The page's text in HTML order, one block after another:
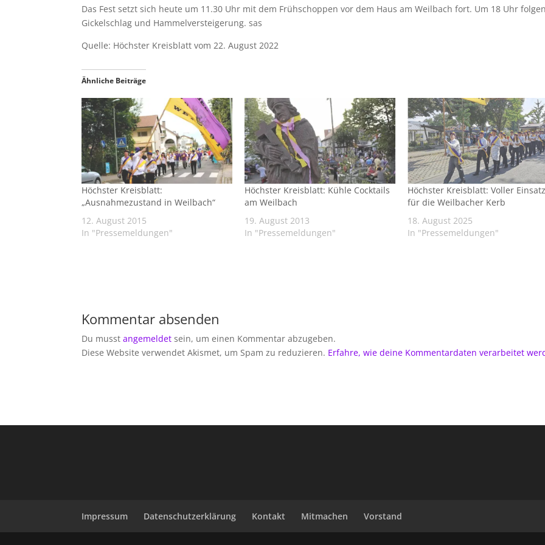
Das Fest setzt sich heute um 11.30 Uhr mit dem Frühschoppen vor dem Haus am Weilbach fort. Um 18 Uhr
Gickelschlag und Hammelversteigerung. sas
Quelle: Höchster Kreisblatt vom 22. August 2022
Ähnliche Beiträge
Höchster Kreisblatt:
„Ausnahmezustand in Weilbach“
12. August 2015
In "Pressemeldungen"
Höchster Kreisblatt: Kühle Cocktails
am Weilbach
19. August 2013
In "Pressemeldungen"
Höchster Kreisblatt: Voller
für die Weilbacher Kerb
18. August 2025
In "Pressemeldungen"
Kommentar absenden
Du musstangemeldet sein, um einen Kommentar abzugeben.
Diese Website verwendet Akismet, um Spam zu reduzieren. Erfahre, wie deine Kommentardaten verarbeitet
Impressum Datenschutzerklärung Kontakt Mitmachen Vorstand